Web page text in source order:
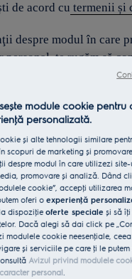
de acord cu termenii și
despre modul în care
personal, te rugăm să
module cookie pentru
personalizată.
și alte tehnologii similare
scopuri de marketing și
despre modul în care utilizezi
promovare și analiză. Dând
cookie”, accepţi utilizarea
oferi oexperienţă
dispoziţieoferte speciale și să
Dacă alegi să dai click pe
modulele cookie neesenţiale,
și serviciile pe care ţi le putem
Avizul privind modulele
personal.